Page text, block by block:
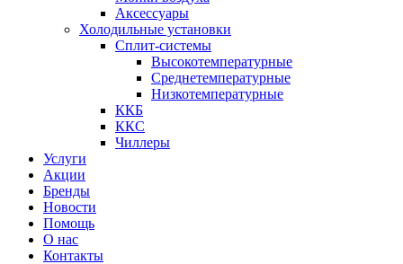
Аксессуары
Холодильные установки
Сплит-системы
Высокотемпературные
Среднетемпературные
Низкотемпературные
ККБ
ККС
Чиллеры
Услуги
Акции
Бренды
Новости
Помощь
О нас
Контакты